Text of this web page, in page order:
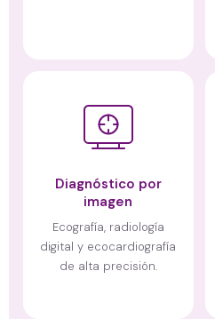
Diagnóstico por
imagen
Ecografía, radiología
digital y ecocardiografía
de alta precisión.